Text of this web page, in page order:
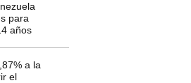
para
años
a la
el